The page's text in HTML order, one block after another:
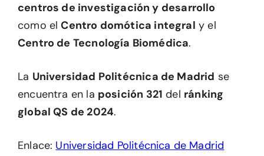
centros de investigación y desarrollo
como elCentro domótica integral y el
Centro de Tecnología Biomédica.
La Universidad Politécnica de Madrid se
encuentra en la posición 321 del ránking
global QS de 2024.
Enlace: Universidad Politécnica de Madrid